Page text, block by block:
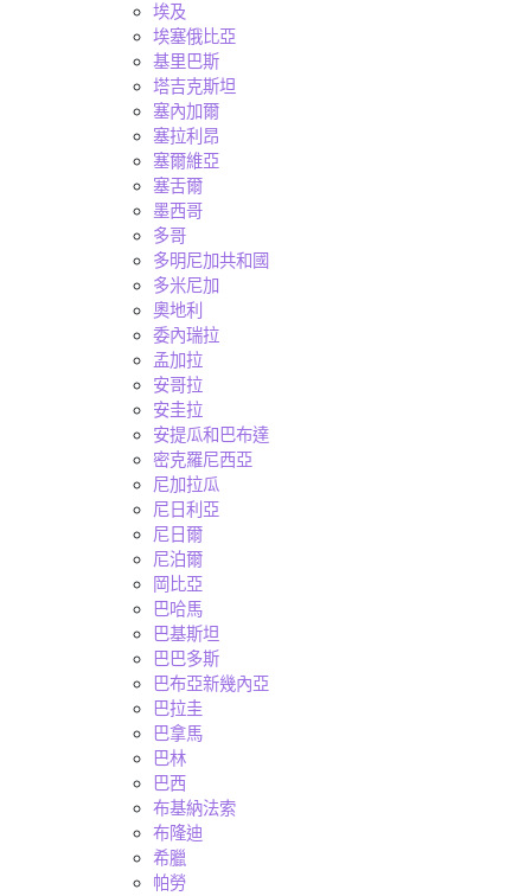
埃及
埃塞俄比亞
基里巴斯
塔吉克斯坦
塞內加爾
塞拉利昂
塞爾維亞
塞舌爾
墨西哥
多哥
多明尼加共和國
多米尼加
奧地利
委內瑞拉
孟加拉
安哥拉
安圭拉
安提瓜和巴布達
密克羅尼西亞
尼加拉瓜
尼日利亞
尼日爾
尼泊爾
岡比亞
巴哈馬
巴基斯坦
巴巴多斯
巴布亞新幾內亞
巴拉圭
巴拿馬
巴林
巴西
布基納法索
布隆迪
希臘
帕勞